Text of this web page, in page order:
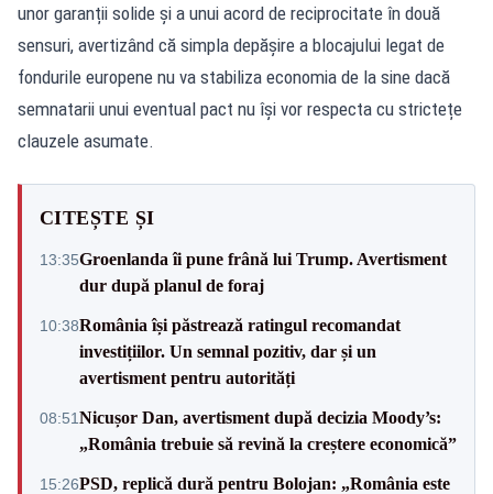
unor garanții solide și a unui acord de reciprocitate în două
sensuri, avertizând că simpla depășire a blocajului legat de
fondurile europene nu va stabiliza economia de la sine dacă
semnatarii unui eventual pact nu își vor respecta cu strictețe
clauzele asumate.
CITEȘTE ȘI
13:35Groenlanda îi pune frână lui Trump. Avertisment
dur după planul de foraj
10:38România își păstrează ratingul recomandat
investițiilor. Un semnal pozitiv, dar și un
avertisment pentru autorități
08:51Nicușor Dan, avertisment după decizia Moody’s:
„România trebuie să revină la creștere economică”
15:26PSD, replică dură pentru Bolojan: „România este